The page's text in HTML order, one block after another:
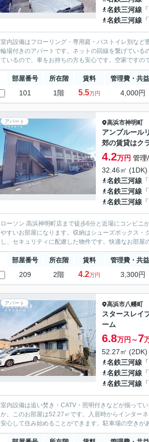
名鉄三河線 「
名鉄三河線 「
室内設備はフローリング・専用庭・バストイレ別な
輪場付きのアパートです。ネットの回線を繋げてい
ているので、車をお持ちの方も安心です。空家です
部屋番号 所在階 賃料 管理費・共
101 1階 5.5万円 4,000円
アパート 高浜市神明町
アンプルー
郊の賃貸はク
4.2万円 管理
32.46㎡
名鉄三河線 「
名鉄三河線 「
名鉄三河線 「
ローソン 高浜神明町店まで徒歩6分と近場にコンビニ
やすいお部屋になります。収納はシューズボックス
し、セキュリティに配慮した物件です。快適なお部
部屋番号 所在階 賃料 管理費・共
209 2階 4.2万円 3,300円
アパート 高浜市八幡町
スタースレイ
ーム
6.8万円～7
52.27㎡
名鉄三河線 「
名鉄三河線 「
名鉄三河線 「
室内設備は追い焚き・CATV・照明付きなどが揃って
か。このお部屋は52.27㎡です。入居時からインター
安心して住み始めることができます。駐車場の空き